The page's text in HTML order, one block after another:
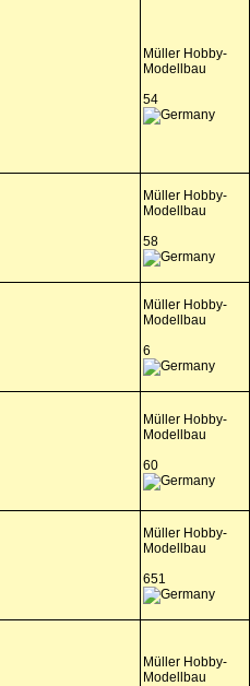
Müller Hobby-
Modellbau
54
Müller Hobby-
Modellbau
58
Müller Hobby-
Modellbau
6
Müller Hobby-
Modellbau
60
Müller Hobby-
Modellbau
651
Müller Hobby-
Modellbau